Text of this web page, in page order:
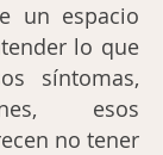
un espacio
lo que
síntomas,
esos
no tener